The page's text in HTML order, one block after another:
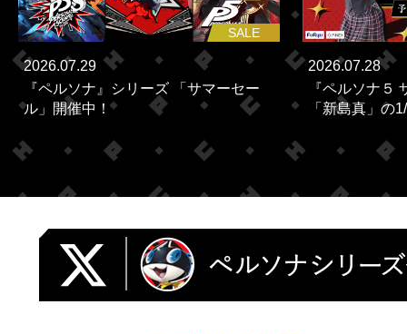
SALE
2026.07.29
『ペルソナ』シリーズ 「サマーセー
ル」開催中！
2026.07.28
『ペルソナ５
「新島真」の